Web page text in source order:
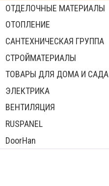
ОТДЕЛОЧНЫЕ МАТЕРИАЛЫ
ОТОПЛЕНИЕ
САНТЕХНИЧЕСКАЯ ГРУППА
СТРОЙМАТЕРИАЛЫ
ТОВАРЫ ДЛЯ ДОМА И САДА
ЭЛЕКТРИКА
ВЕНТИЛЯЦИЯ
RUSPANEL
DoorHan